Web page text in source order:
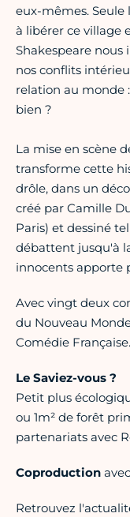
eux-mêmes.
à libérer ce village
Shakespeare
nos conflits
relation au monde
bien ?
La mise en scène
transforme cette
drôle, dans un
créé par Camille
Paris) et dessiné
débattent jusqu'à
innocents apporte
Avec vingt deux
du Nouveau
Comédie Française.
Le Saviez-vous ?
Petit plus
ou 1m² de forêt
partenariats avec
Coproduction
Retrouvez